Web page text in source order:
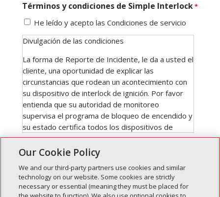
Términos y condiciones de Simple Interlock*
He leído y acepto las Condiciones de servicio
Divulgación de las condiciones
La forma de Reporte de Incidente, le da a usted el
cliente, una oportunidad de explicar las
circunstancias que rodean un acontecimiento con
su dispositivo de interlock de ignición. Por favor
entienda que su autoridad de monitoreo
supervisa el programa de bloqueo de encendido y
su estado certifica todos los dispositivos de
bloqueo de encendido. Una condición de reajuste
de violación puede ser causada por los
acontecimientos siguientes:
Alcohol ingerido
Contaminación bucal - Comer o beber mientras
Entradas recientes
Our Cookie Policy
We and our third-party partners use cookies and similar
technology on our website. Some cookies are strictly
necessary or essential (meaning they must be placed for